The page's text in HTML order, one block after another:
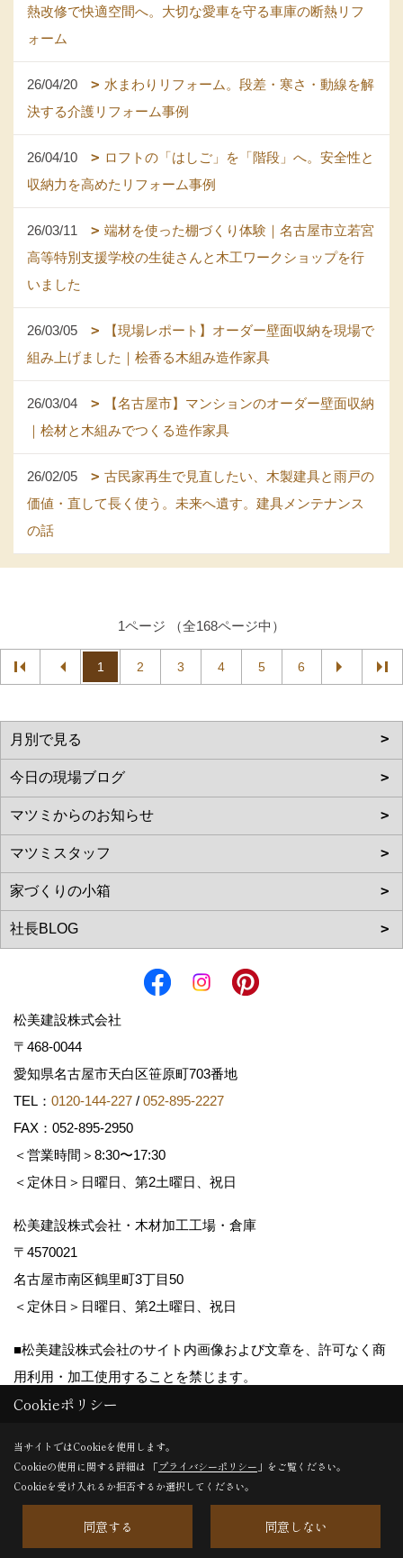
熱改修で快適空間へ。大切な愛車を守る車庫の断熱リフ
ォーム
26/04/20
水まわりリフォーム。段差・寒さ・動線を解
決する介護リフォーム事例
26/04/10
ロフトの「はしご」を「階段」へ。安全性と
収納力を高めたリフォーム事例
26/03/11
端材を使った棚づくり体験｜名古屋市立若宮
高等特別支援学校の生徒さんと木工ワークショップを行
いました
26/03/05
【現場レポート】オーダー壁面収納を現場で
組み上げました｜桧香る木組み造作家具
26/03/04
【名古屋市】マンションのオーダー壁面収納
｜桧材と木組みでつくる造作家具
26/02/05
古民家再生で見直したい、木製建具と雨戸の
価値・直して長く使う。未来へ遺す。建具メンテナンス
の話
1ページ （全168ページ中）
1 2 3 4 5 6
松美建設株式会社
〒468-0044
愛知県名古屋市天白区笹原町703番地
TEL： 0120-144-227 / 052-895-2227
FAX：052-895-2950
＜営業時間＞8:30〜17:30
＜定休日＞日曜日、第2土曜日、祝日
松美建設株式会社・木材加工工場・倉庫
〒4570021
名古屋市南区鶴里町3丁目50
＜定休日＞日曜日、第2土曜日、祝日
■松美建設株式会社のサイト内画像および文章を、許可なく商
用利用・加工使用することを禁じます。
Copyright (c) matsumikensetsu. All Rights Reserved.
Produced byゴデスクリエイト
Cookieポリシー
当サイトではCookieを使用します。
Cookieの使用に関する詳細は 「プライバシーポリシー 」をご覧ください。
Cookieを受け入れるか拒否するか選択してください。
同意する 同意しない